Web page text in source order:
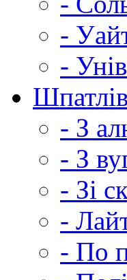
-
-
- З
- З
- Зі
-
- По